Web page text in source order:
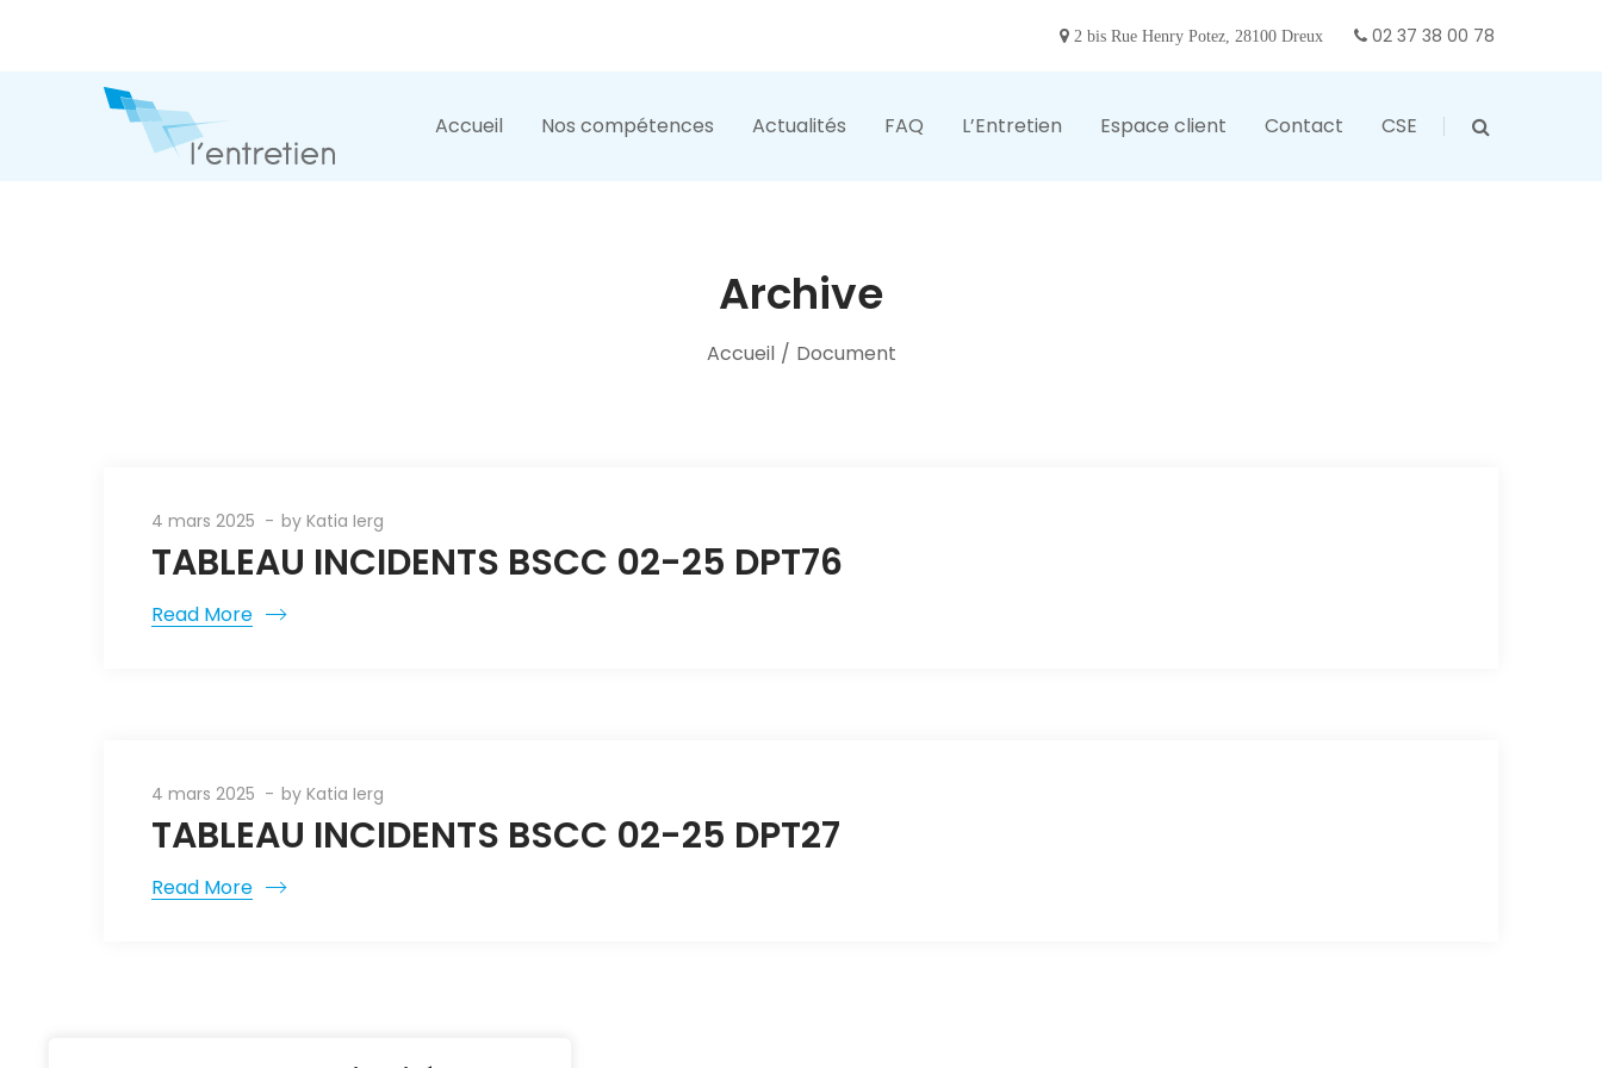
2 bis Rue Henry Potez, 28100 Dreux 02 37 38 00 78
Accueil Nos compétences Actualités FAQ L’Entretien Espace client Contact CSE
Archive
Accueil / Document
4 mars 2025 by Katia Ierg
TABLEAU INCIDENTS BSCC 02-25 DPT76
Read More
4 mars 2025 by Katia Ierg
TABLEAU INCIDENTS BSCC 02-25 DPT27
Read More